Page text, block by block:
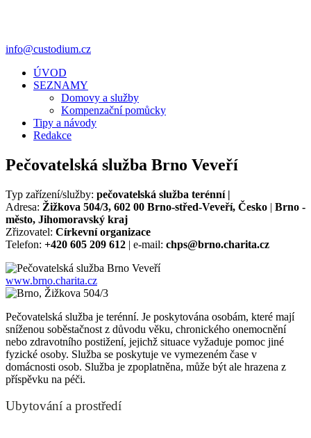
info@custodium.cz
ÚVOD
SEZNAMY
Domovy a služby
Kompenzační pomůcky
Tipy a návody
Redakce
Pečovatelská služba Brno Veveří
Typ zařízení/služby: pečovatelská služba terénní |
Adresa: Žižkova 504/3, 602 00 Brno-střed-Veveří, Česko | Brno -
město, Jihomoravský kraj
Zřizovatel: Církevní organizace
Telefon: +420 605 209 612 | e-mail: chps@brno.charita.cz
www.brno.charita.cz
Pečovatelská služba je terénní. Je poskytována osobám, které mají
sníženou soběstačnost z důvodu věku, chronického onemocnění
nebo zdravotního postižení, jejichž situace vyžaduje pomoc jiné
fyzické osoby. Služba se poskytuje ve vymezeném čase v
domácnosti osob. Služba je zpoplatněna, může být ale hrazena z
příspěvku na péči.
Ubytování a prostředí